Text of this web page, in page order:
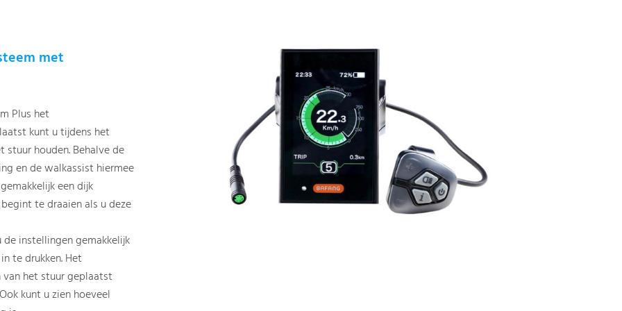
met
Plus het
kunt u tijdens het
stuur houden. Behalve de
en de walkassist hiermee
een dijk
te draaien als u deze
instellingen gemakkelijk
te drukken. Het
het stuur geplaatst
kunt u zien hoeveel